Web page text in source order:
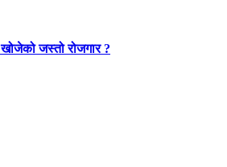
जस्तो रोजगार ?